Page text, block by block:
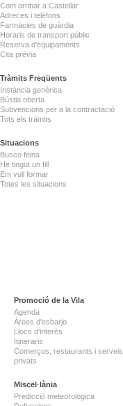
Com arribar a Castellar
Adreces i telèfons
Farmàcies de guàrdia
Horaris de transport públic
Reserva d'equipaments
Cita prèvia
Tràmits Freqüents
Instància genèrica
Bústia oberta
Subvencions per a la contractació
Tots els tràmits
Situacions
Busco feina
He tingut un fill
Em vull formar
Totes les situacions
Promoció de la Vila
Agenda
Àrees d'esbarjo
Llocs d'interès
Itineraris
Comerços, restaurants i serveis
privats
Miscel·lània
Predicció meteorològica